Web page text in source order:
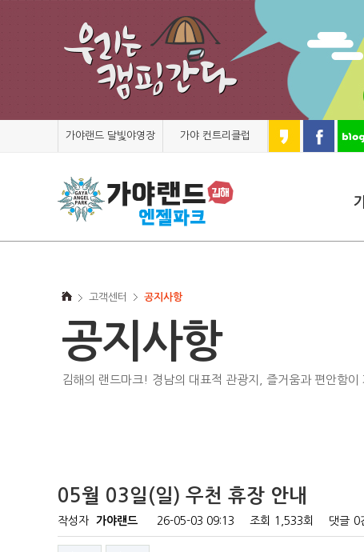
가야랜드 달빛야영장 가야 컨트리클럽
고객센터 공지사항
공지사항
김해의 랜드마크! 경남의 대표적 관광지, 즐거움과 편안함이
05월 03일(일) 우천 휴장 안내
작성자 가야랜드 26-05-03 09:13 조회 1,533회 댓글 0